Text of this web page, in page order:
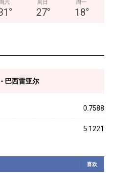
周六
°
周日
27°
周一
18°
- 巴西雷亚尔
0.7588
5.1221
喜欢